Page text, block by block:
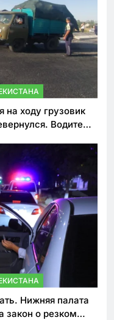
на ходу грузовик
Водитель
Нижняя палата
закон о резком